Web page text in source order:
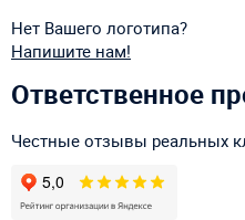
Нет Вашего логотипа?
Напишите нам!
Ответственное
Честные отзывы реальных